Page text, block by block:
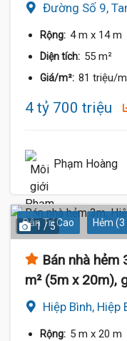
Đường Số 9,
Rộng: 4 m x 14 m
Diện tích: 55 m²
Giá/m²: 81 triệu/
4 tỷ 700 triệu
Phạm Hoàng
Dân Trí Cao Hẻm
1 / 5
Bán nhà hẻm
m² (5m x 20m),
Hiệp Bình, Hiệp
Rộng: 5 m x 20 m